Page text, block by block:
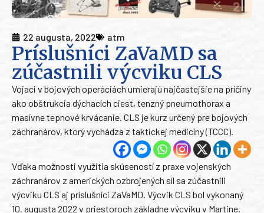
22 augusta, 2022 atm
Príslušníci ZaVaMD sa
zúčastnili výcviku CLS
Vojaci v bojových operáciách umierajú najčastejšie na príčiny
ako obštrukcia dýchacích ciest, tenzný pneumothorax a
masívne tepnové krvácanie. CLS je kurz určený pre bojových
záchranárov, ktorý vychádza z taktickej medicíny (TCCC).
Vďaka možnosti využitia skúseností z praxe vojenských
záchranárov z amerických ozbrojených síl sa zúčastnili
výcviku CLS aj príslušníci ZaVaMD. Výcvik CLS bol vykonaný
10. augusta 2022 v priestoroch základne výcviku v Martine.